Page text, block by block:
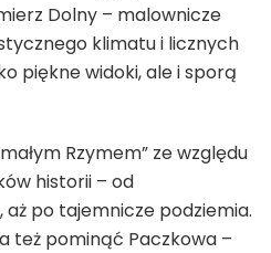
Dolny – malownicze
klimatu i licznych
piękne widoki, ale i sporą
Rzymem” ze względu
historii – od
po tajemnicze podziemia.
też pominąć Paczkowa –